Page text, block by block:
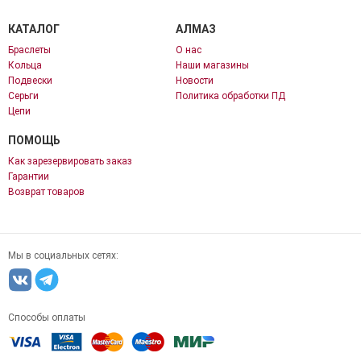
КАТАЛОГ
Браслеты
Кольца
Подвески
Серьги
Цепи
АЛМАЗ
О нас
Наши магазины
Новости
Политика обработки ПД
ПОМОЩЬ
Как зарезервировать заказ
Гарантии
Возврат товаров
Мы в социальных сетях:
Способы оплаты